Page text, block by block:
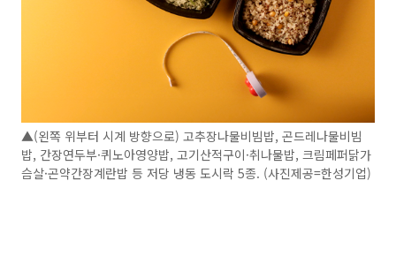
▲(왼쪽 위부터 시계 방향으로) 고추장나물비빔밥, 곤드레나물비빔
밥, 간장연두부·퀴노아영양밥, 고기산적구이·취나물밥, 크림페퍼닭가
슴살·곤약간장계란밥 등 저당 냉동 도시락 5종. (사진제공=한성기업)